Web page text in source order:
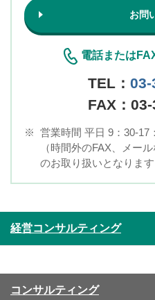
お問
電話または
TEL： 03-
FAX：
※ 営業時間 平日 9：30-17
（時間外のFAX、メー
のお取り扱いとなります
経営コンサルティング
コンサルティング